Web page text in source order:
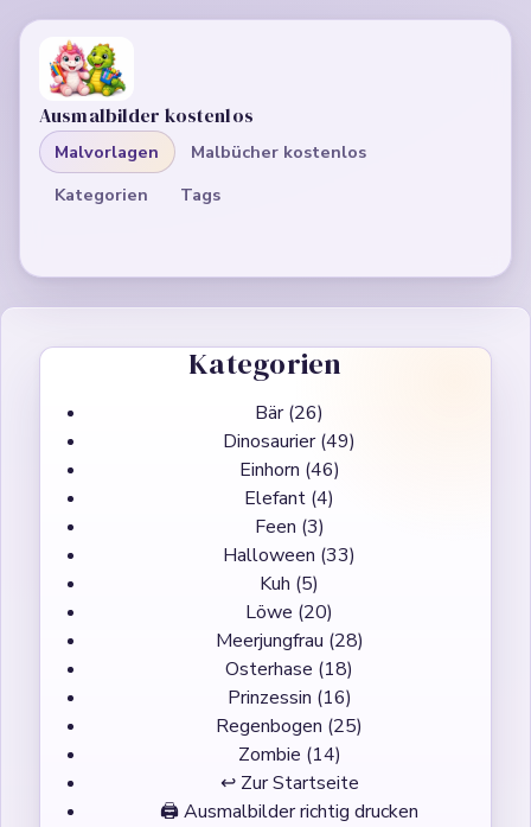
Ausmalbilder kostenlos
Malvorlagen
Malbücher kostenlos
Kategorien
Tags
Kategorien
Bär (26)
Dinosaurier (49)
Einhorn (46)
Elefant (4)
Feen (3)
Halloween (33)
Kuh (5)
Löwe (20)
Meerjungfrau (28)
Osterhase (18)
Prinzessin (16)
Regenbogen (25)
Zombie (14)
↩ Zur Startseite
🖨️Ausmalbilder richtig drucken